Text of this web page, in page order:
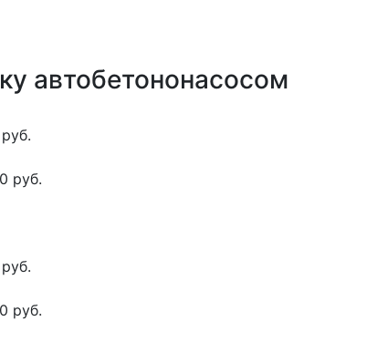
автобетононасосом
руб.
руб.